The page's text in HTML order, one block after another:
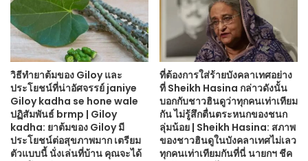
วิธีทำยาต้มของ Giloy และ
ประโยชน์ที่น่าอัศจรรย์ janiye
Giloy kadha se hone wale
ปฏิสัมพันธ์ brmp | Giloy
kadha: ยาต้มของ Giloy มี
ประโยชน์ต่อสุขภาพมาก เตรียม
ตัวแบบนี้ นั่งเล่นที่บ้าน คุณจะได้
ที่ต้องการใส่ร้ายบังคลาเทศอย่าง
ที่ Sheikh Hasina กล่าวดังนั้น
บอกกับชาวฮินดูว่าทุกคนเท่าเทียม
กัน ไม่รู้สึกตื่นตระหนกของชนก
ลุ่มน้อย | Sheikh Hasina: สภาพ
ของชาวฮินดูในบังคลาเทศไม่เลว
ทุกคนเท่าเทียมกันที่นี่ นายกฯ ชีค